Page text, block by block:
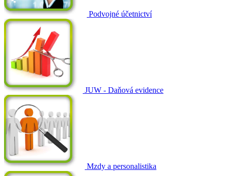
Podvojné účetnictví
JUW - Daňová evidence
Mzdy a personalistika